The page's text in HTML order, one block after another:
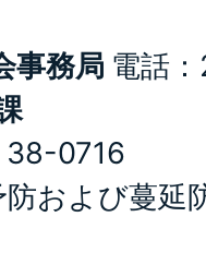
事務局 電話
38-0716
および蔓延